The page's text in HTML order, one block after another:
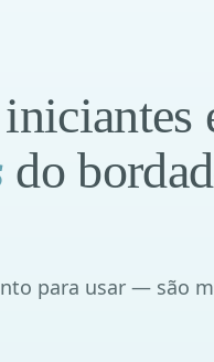
do
para usar — são